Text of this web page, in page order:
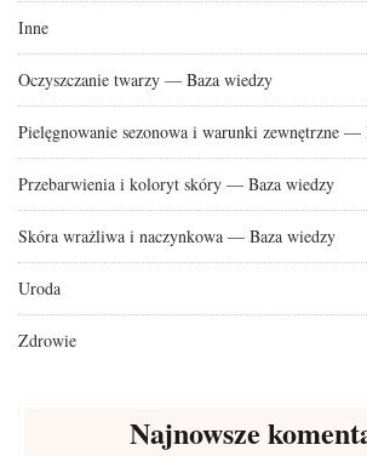
Inne
Oczyszczanie twarzy — Baza wiedzy
Pielęgnowanie sezonowa i warunki zewnętrzne —
Przebarwienia i koloryt skóry — Baza wiedzy
Skóra wrażliwa i naczynkowa — Baza wiedzy
Uroda
Zdrowie
Najnowsze